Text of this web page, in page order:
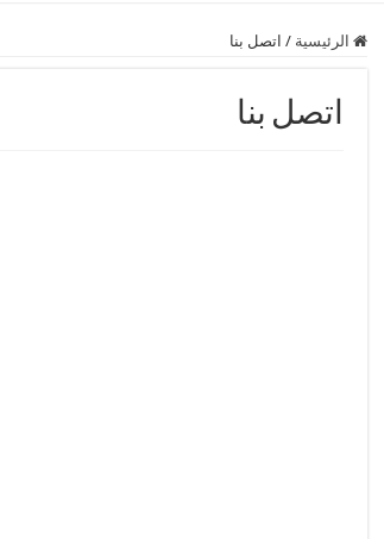
الرئيسية / اتصل بنا
اتصل بنا